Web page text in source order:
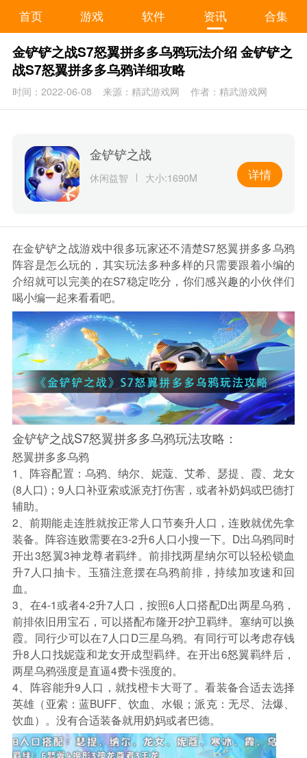
首页 游戏 软件 资讯 合集
金铲铲之战S7怒翼拼多多乌鸦玩法介绍 金铲铲之
战S7怒翼拼多多乌鸦详细攻略
时间：2022-06-08 来源：精武游戏网 作者：精武游戏网
金铲铲之战
休闲益智 大小:1690M 详情
在金铲铲之战游戏中很多玩家还不清楚S7怒翼拼多多乌鸦
阵容是怎么玩的，其实玩法多种多样的只需要跟着小编的
介绍就可以完美的在S7稳定吃分，你们感兴趣的小伙伴们
喝小编一起来看看吧。
金铲铲之战S7怒翼拼多多乌鸦玩法攻略：
怒翼拼多多乌鸦
1、阵容配置：乌鸦、纳尔、妮蔻、艾希、瑟提、霞、龙女
(8人口)；9人口补亚索或派克打伤害，或者补奶妈或巴德打
辅助。
2、前期能走连胜就按正常人口节奏升人口，连败就优先拿
装备。阵容连败需要在3-2升6人口小搜一下。D出乌鸦同时
开出3怒翼3神龙尊者羁绊。前排找两星纳尔可以轻松锁血
升7人口抽卡。玉猫注意摆在乌鸦前排，持续加攻速和回
血。
3、在4-1或者4-2升7人口，按照6人口搭配D出两星乌鸦，
前排依旧用宝石，可以搭配布隆开2护卫羁绊。塞纳可以换
霞。同行少可以在7人口D三星乌鸦。有同行可以考虑存钱
升8人口找妮蔻和龙女开成型羁绊。在开出6怒翼羁绊后，
两星乌鸦强度是直逼4费卡强度的。
4、阵容能升9人口，就找橙卡大哥了。看装备合适去选择
英雄（亚索：蓝BUFF、饮血、水银；派克：无尽、法爆、
饮血）。没有合适装备就用奶妈或者巴德。